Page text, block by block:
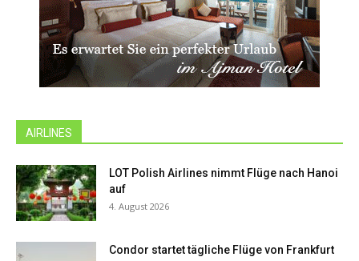
AIRLINES
LOT Polish Airlines nimmt Flüge nach Hanoi
auf
4. August 2026
Condor startet tägliche Flüge von Frankfurt